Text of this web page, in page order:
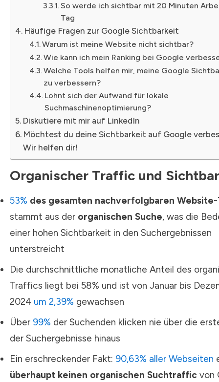
So werde ich sichtbar mit 20 Minuten
Tag
Häufige Fragen zur Google Sichtbarkeit
Warum ist meine Website nicht sichtbar?
Wie kann ich mein Ranking bei Google
Welche Tools helfen mir, meine Google
zu verbessern?
Lohnt sich der Aufwand für lokale
Suchmaschinenoptimierung?
Diskutiere mit mir auf LinkedIn
Möchtest du deine Sichtbarkeit auf Google
Wir helfen dir!
Organischer Traffic und
53% des gesamten nachverfolgbaren
stammt aus der organischen Suche, was die
einer hohen Sichtbarkeit in den Suchergebnissen
unterstreicht
Die durchschnittliche monatliche Anteil des
Traffics liegt bei 58% und ist von Januar bis
2024 um 2,39% gewachsen
Über 99% der Suchenden klicken nie über die
der Suchergebnisse hinaus
Ein erschreckender Fakt: 90,63% aller Webseiten
überhaupt keinen organischen Suchtraffic von